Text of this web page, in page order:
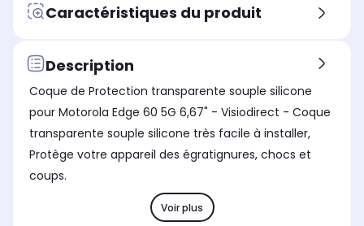
Marque compatible
Motorola
Motorola Edge 60 Pro
Coloris extérieur
Transparent
Marque compatible
Motorola
Coloris extérieur
Noir
Caractéristiques du produit
Description
Coque de Protection transparente souple silicone
pour Motorola Edge 60 5G 6,67" - Visiodirect - Coque
transparente souple silicone très facile à installer,
Protège votre appareil des égratignures, chocs et
coups.
Voir plus